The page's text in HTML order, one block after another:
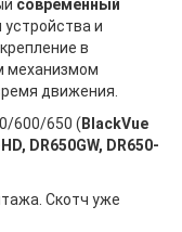
современный
и
в
механизмом
движения.
600/650 ( BlackVue
DR650GW, DR650-
Скотч уже